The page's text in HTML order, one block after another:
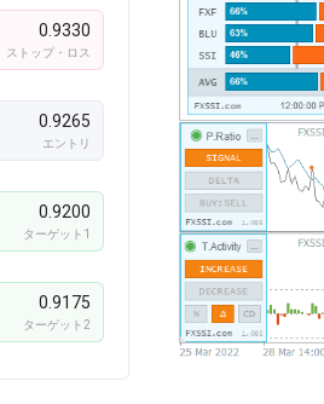
0.9330
ストップ・ロス
0.9265
エントリ
0.9200
ターゲット1
0.9175
ターゲット2